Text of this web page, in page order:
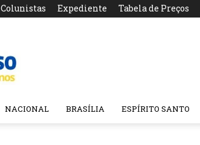
Colunistas Expediente Tabela de Preços
NACIONAL BRASÍLIA ESPÍRITO SANTO